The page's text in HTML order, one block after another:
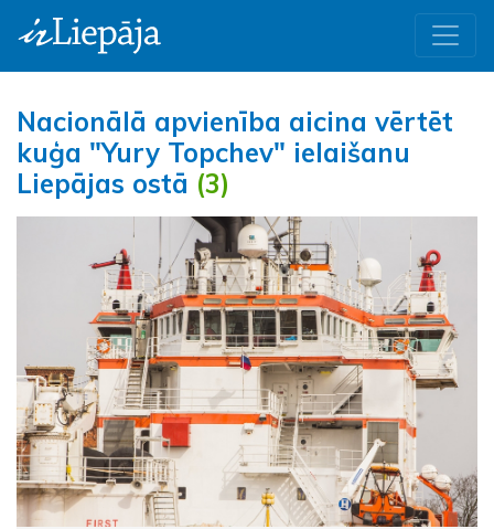
Nacionālā apvienība aicina vērtēt
kuģa "Yury Topchev" ielaišanu
Liepājas ostā (3)